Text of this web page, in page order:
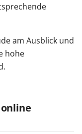
am Ausblick und
hohe